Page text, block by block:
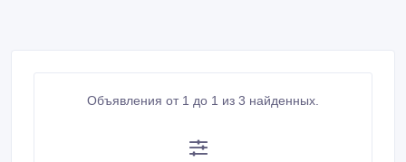
Объявления от 1 до 1 из 3 найденных.